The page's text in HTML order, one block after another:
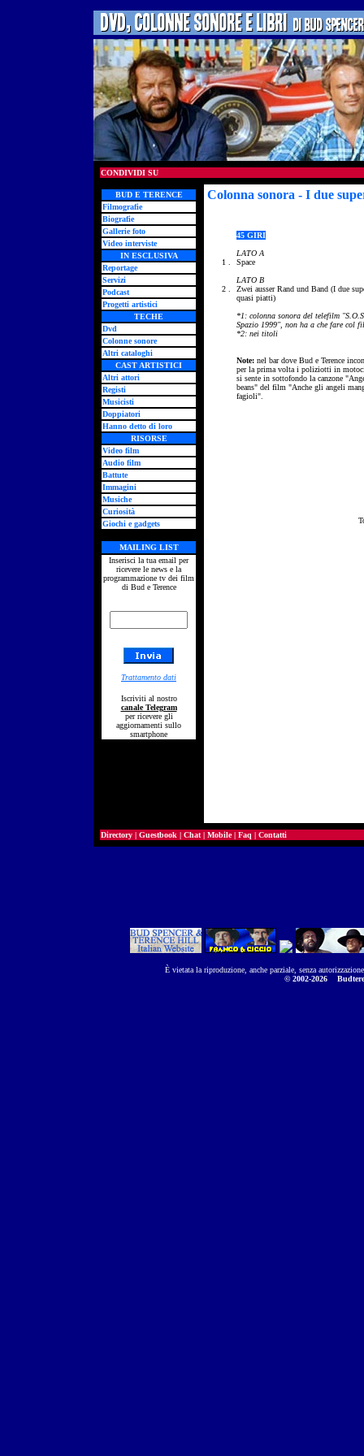
CONDIVIDI SU
BUD E TERENCE
Filmografie
Biografie
Gallerie foto
Video interviste
IN ESCLUSIVA
Reportage
Servizi
Podcast
Progetti artistici
TECHE
Dvd
Colonne sonore
Altri cataloghi
CAST ARTISTICI
Altri attori
Registi
Musicisti
Doppiatori
Hanno detto di loro
RISORSE
Video film
Audio film
Battute
Immagini
Musiche
Curiosità
Giochi e gadgets
MAILING LIST
Inserisci la tua email per
ricevere le news e la
programmazione tv dei film
di Bud e Terence
Trattamento dati
Iscriviti al nostro
canale Telegram
per ricevere gli
aggiornamenti sullo
smartphone
Colonna sonora - I due
1 .
2 .
45 GIRI
LATO A
Space
LATO B
Zwei ausser Rand und Band (I due
quasi piatti)
*1: colonna sonora del telefilm
Spazio 1999", non ha a che fare col
*2: nei titoli
Note: nel bar dove Bud e Terence
per la prima volta i poliziotti in
si sente in sottofondo la canzone
beans" del film "Anche gli angeli
fagioli".
Directory | Guestbook | Chat | Mobile| Faq | Contatti
È vietata la riproduzione, anche parziale, senza
© 2002-2026